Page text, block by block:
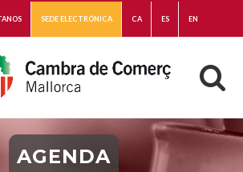
SEDE ELECTRÓNICA CA ES EN
AGENDA